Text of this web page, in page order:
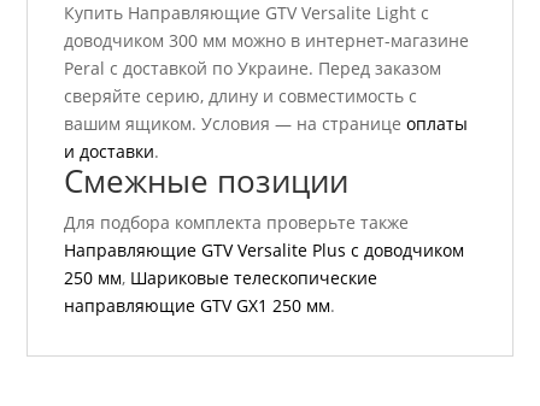
Купить Направляющие GTV Versalite Light с
доводчиком 300 мм можно в интернет-магазине
Peral с доставкой по Украине. Перед заказом
сверяйте серию, длину и совместимость с
вашим ящиком. Условия — на страницеоплаты
и доставки.
Смежные позиции
Для подбора комплекта проверьте также
Направляющие GTV Versalite Plus с доводчиком
250 мм, Шариковые телескопические
направляющие GTV GX1 250 мм.